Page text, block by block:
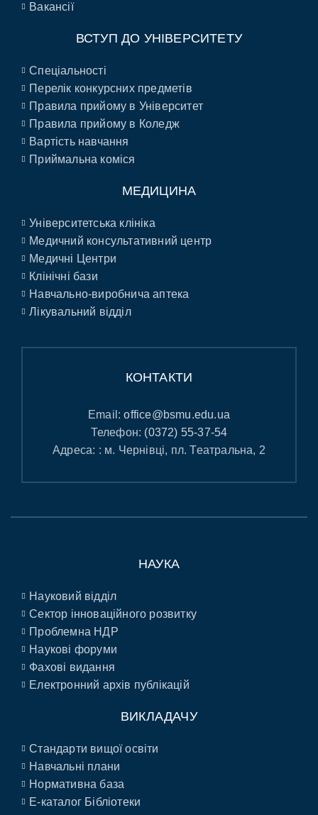
Вакансії
ВСТУП ДО УНІВЕРСИТЕТУ
Спеціальності
Перелік конкурсних предметів
Правила прийому в Університет
Правила прийому в Коледж
Вартість навчання
Приймальна коміся
МЕДИЦИНА
Університетська клініка
Медичний консультативний центр
Медичні Центри
Клінічні бази
Навчально-виробнича аптека
Лікувальний відділ
КОНТАКТИ
Email:office@bsmu.edu.ua
Телефон: (0372) 55-37-54
Адреса: : м. Чернівці, пл. Театральна, 2
НАУКА
Науковий відділ
Сектор інноваційного розвитку
Проблемна НДР
Наукові форуми
Фахові видання
Електронний архів публікацій
ВИКЛАДАЧУ
Стандарти вищої освіти
Навчальні плани
Нормативна база
E-каталог Бібліотеки